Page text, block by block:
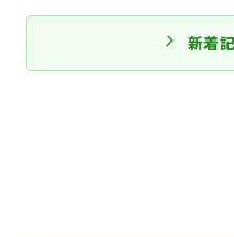
新着